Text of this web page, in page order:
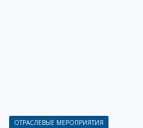
ОТРАСЛЕВЫЕ МЕРОПРИЯТИЯ